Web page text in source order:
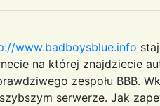
www.badboysblue.info
na której znajdziecie
zespołu BBB.
serwerze. Jak